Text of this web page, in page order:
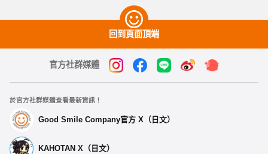
回到頁面頂端
官方社群媒體
於官方社群媒體查看最新資訊！
Good Smile Company官方 X（日文）
KAHOTAN X（日文）